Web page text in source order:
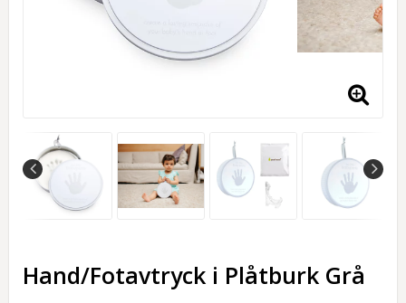
Hand/Fotavtryck i Plåtburk Grå